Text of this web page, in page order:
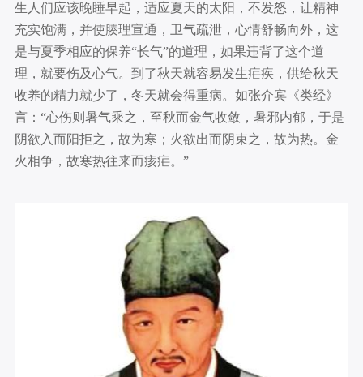
生人们应该晚睡早起，适应夏天的太阳，不发怒，让精神
充实饱满，并使腠理宣通，卫气疏泄，心情舒畅向外，这
是与夏季相应的保养“长气”的道理，如果违背了这个道
理，就要伤及心气。到了秋天就容易发生疟疾，供给秋天
收养的精力就少了，冬天就会得重病。如张介宾《类经》
言：“心伤则暑气乘之，至秋而金气收敛，暑邪内郁，于是
阴欲入而阳拒之，故为寒；火欲出而阴束之，故为热。金
火相争，故寒热往来而痎疟。”